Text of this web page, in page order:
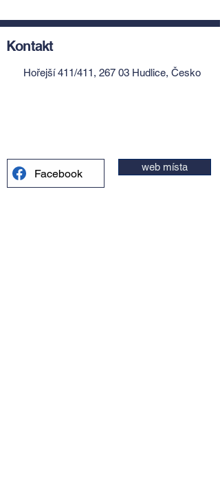
Kontakt
Hořejší 411/411, 267 03 Hudlice, Česko
Facebook web místa